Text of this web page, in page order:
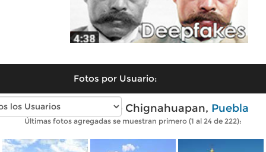
Fotos por Usuario:
Fotos modernas de Chignahuapan, Puebla
Últimas fotos agregadas se muestran primero (1 al 24 de 222):